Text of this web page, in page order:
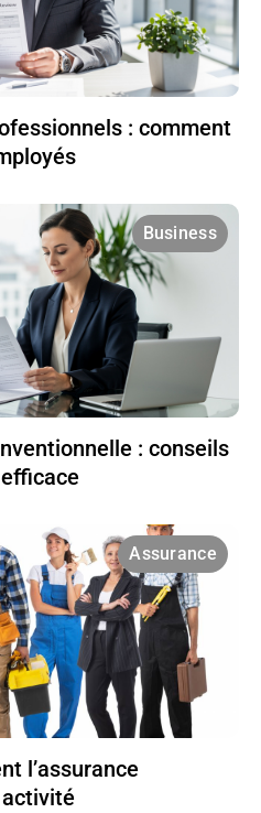
: comment
Business
: conseils
Assurance
l’assurance